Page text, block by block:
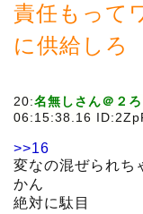
責任もって
に供給しろ
20:名無しさん＠２
06:15:38.16
>>16
変なの混ぜられち
かん
絶対に駄目